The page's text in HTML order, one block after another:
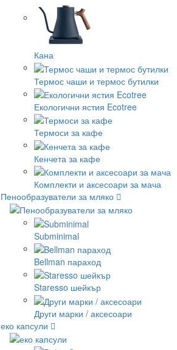
Кана
Термос чаши и термос бутилки
Екологични ястия Ecotree
Термоси за кафе
Кенчета за кафе
Комплекти и аксесоари за мача
Пенообразуватели за мляко
Subminimal
Bellman параход
Staresso шейкър
Други марки / аксесоари
еко капсули